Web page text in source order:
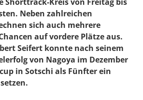
Neben zahlreichen
sich auch mehrere
auf vordere Plätze aus.
Seifert konnte nach seinem
von Nagoya im Dezember
in Sotschi als Fünfter ein